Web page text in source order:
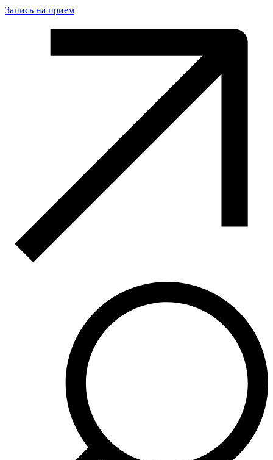
Запись на прием